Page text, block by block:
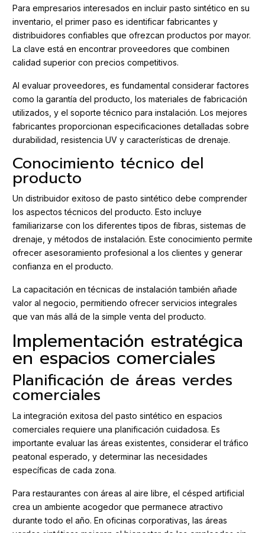
Para empresarios interesados en incluir pasto sintético en su
inventario, el primer paso es identificar fabricantes y
distribuidores confiables que ofrezcan productos por mayor.
La clave está en encontrar proveedores que combinen
calidad superior con precios competitivos.
Al evaluar proveedores, es fundamental considerar factores
como la garantía del producto, los materiales de fabricación
utilizados, y el soporte técnico para instalación. Los mejores
fabricantes proporcionan especificaciones detalladas sobre
durabilidad, resistencia UV y características de drenaje.
Conocimiento técnico del
producto
Un distribuidor exitoso de pasto sintético debe comprender
los aspectos técnicos del producto. Esto incluye
familiarizarse con los diferentes tipos de fibras, sistemas de
drenaje, y métodos de instalación. Este conocimiento permite
ofrecer asesoramiento profesional a los clientes y generar
confianza en el producto.
La capacitación en técnicas de instalación también añade
valor al negocio, permitiendo ofrecer servicios integrales
que van más allá de la simple venta del producto.
Implementación estratégica
en espacios comerciales
Planificación de áreas verdes
comerciales
La integración exitosa del pasto sintético en espacios
comerciales requiere una planificación cuidadosa. Es
importante evaluar las áreas existentes, considerar el tráfico
peatonal esperado, y determinar las necesidades
específicas de cada zona.
Para restaurantes con áreas al aire libre, el césped artificial
crea un ambiente acogedor que permanece atractivo
durante todo el año. En oficinas corporativas, las áreas